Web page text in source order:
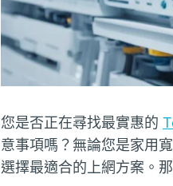
您是否正在尋找最實惠的
意事項嗎？無論您是家用
選擇最適合的上網方案。